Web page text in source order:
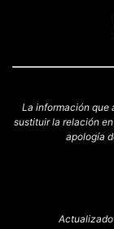
La información que
sustituir la relación
apología